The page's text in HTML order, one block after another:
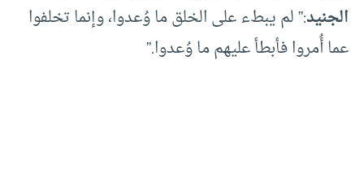
الجنيد:” لم يبطء على الخلق ما وُعدوا، وإنما تخلفوا
عما أُمروا فأبطأ عليهم ما وُعدوا.”